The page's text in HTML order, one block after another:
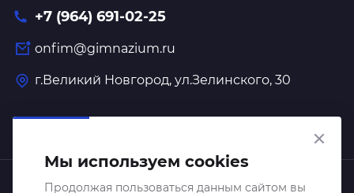
+7 (964) 691-02-25
onfim@gimnazium.ru
г.Великий Новгород, ул.Зелинского, 30
Образовательный центр "Онфим" 2026 © Все права
Мы используем cookies
Продолжая пользоваться данным сайтом вы